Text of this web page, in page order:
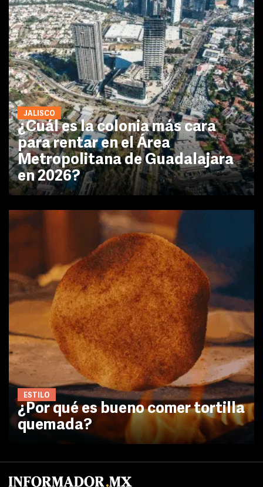
JALISCO
¿Cuál es la colonia más cara
para rentar en el Área
Metropolitana de Guadalajara
en 2026?
ESTILO
¿Por qué es bueno comer tortilla
quemada?